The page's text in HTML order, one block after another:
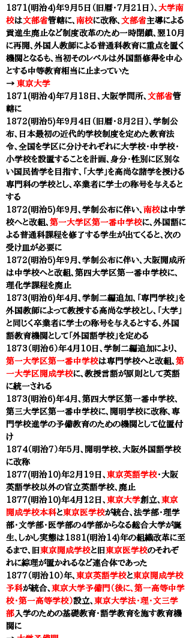
1871(明治4)年9月5日（旧暦・7月21日）、 大学南
校は文部省管轄に、 南校に改称、 文部省主導による
貢進生廃止など制度改革のため一時閉鎖、翌10月
に再開、外国人教師による普通科教育に重点を置く
機関となるも、当初そのレベルは外国語修得を中心
とする中等教育相当に止まっていた
→ 東京大学
1871(明治4)年7月18日、大阪学問所、 文部省管
轄に
1872(明治5)年9月4日（旧暦・8月2日）、学制公
布、日本最初の近代的学校制度を定めた教育法
令、全国を学区に分けそれぞれに大学校・中学校・
小学校を設置することを計画、身分・性別に区別な
い国民皆学を目指す、「大学」を高尚な諸学を授ける
専門科の学校とし、卒業者に学士の称号を与えると
する
1872(明治5)年9月、学制公布に伴い、 南校は中学
校へと改組、 第一大学区第一番中学校に、外国語に
よる普通科課程を修了する学生が出てくると、次の
受け皿が必要に
1872(明治5)年9月、学制公布に伴い、大阪開成所
は中学校へと改組、第四大学区第一番中学校に、
理化学課程を廃止
1873(明治6)年4月、学制二編追加、「専門学校」を
外国教師によって教授する高尚な学校とし、「大学」
と同じく卒業者に学士の称号を与えるとする、外国
語教育機関として「外国語学校」を定める
1873（明治6）年4月10日、学制二編追加により、
第一大学区第一番中学校は専門学校へと改組、 第
一大学区開成学校に、教授言語が原則として英語
に統一される
1873(明治6)年4月、第四大学区第一番中学校、
第三大学区第一番中学校に、開明学校に改称、専
門学校進学の予備教育のための機関として位置付
け
1874（明治7）年5月、開明学校、大阪外国語学校
に改称
1877(明治10)年2月19日、 東京英語学校・大阪
英語学校以外の官立英語学校、廃止
1877(明治10)年4月12日、 東京大学創立、 東京
開成学校本科と東京医学校が統合、法学部・理学
部・文学部・医学部の4学部からなる総合大学が誕
生、しかし実態は1881(明治14)年の組織改革に至
るまで、旧東京開成学校と旧東京医学校のそれぞ
れに綜理が置かれるなど連合体であった
1877（明治10）年、 東京英語学校と東京開成学校
予科が統合、 東京大学予備門（後に、第一高等中学
校・第一高等学校）設立、 東京大学法・理・文三学
部 入学のための基礎教育・語学教育を施す教育機
関に